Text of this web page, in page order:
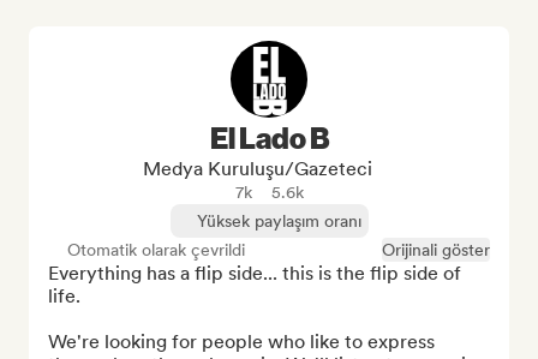
El Lado B
Medya Kuruluşu/Gazeteci
7k
5.6k
Yüksek paylaşım oranı
Otomatik olarak çevrildi
Orijinali göster
Everything has a flip side... this is the flip side of
life.
We're looking for people who like to express